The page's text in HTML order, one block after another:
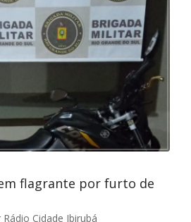
flagrante por furto de
Rádio Cidade Ibirubá